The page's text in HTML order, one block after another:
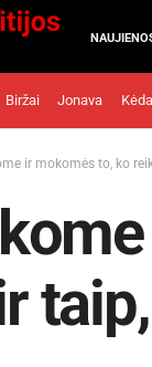
Biržai Jonava
ir mokomės to, ko